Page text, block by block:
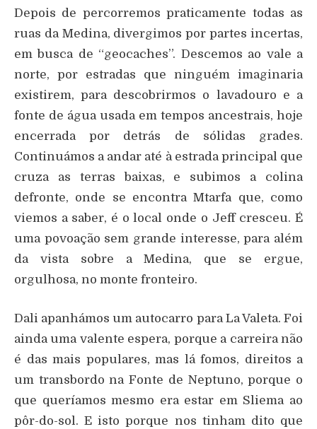
Depois de percorremos praticamente todas as
ruas da Medina, divergimos por partes incertas,
em busca de “geocaches”. Descemos ao vale a
norte, por estradas que ninguém imaginaria
existirem, para descobrirmos o lavadouro e a
fonte de água usada em tempos ancestrais, hoje
encerrada por detrás de sólidas grades.
Continuámos a andar até à estrada principal que
cruza as terras baixas, e subimos a colina
defronte, onde se encontra Mtarfa que, como
viemos a saber, é o local onde o Jeff cresceu. É
uma povoação sem grande interesse, para além
da vista sobre a Medina, que se ergue,
orgulhosa, no monte fronteiro.
Dali apanhámos um autocarro para La Valeta. Foi
ainda uma valente espera, porque a carreira não
é das mais populares, mas lá fomos, direitos a
um transbordo na Fonte de Neptuno, porque o
que queríamos mesmo era estar em Sliema ao
pôr-do-sol. E isto porque nos tinham dito que